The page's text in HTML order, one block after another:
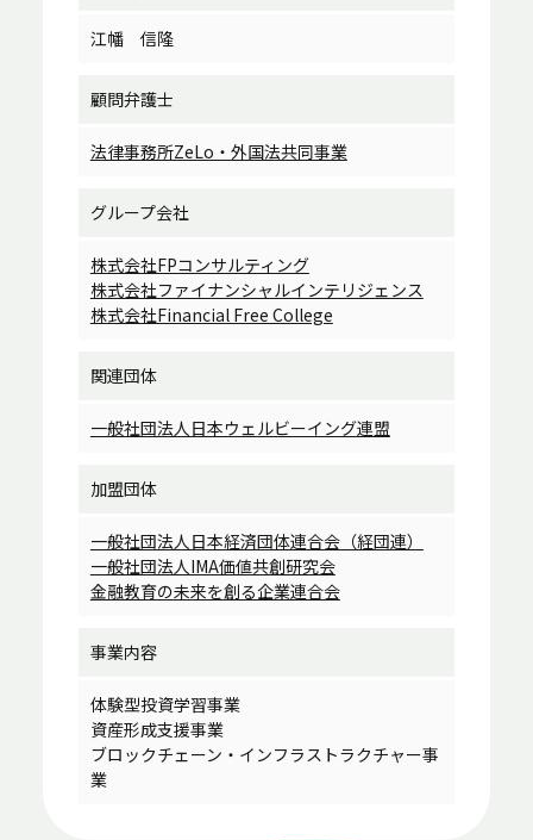
江幡 信隆
顧問弁護士
法律事務所ZeLo・外国法共同事業
グループ会社
株式会社FPコンサルティング
株式会社ファイナンシャルインテリジェンス
株式会社Financial Free College
関連団体
一般社団法人日本ウェルビーイング連盟
加盟団体
一般社団法人日本経済団体連合会（経団連）
一般社団法人IMA価値共創研究会
金融教育の未来を創る企業連合会
事業内容
体験型投資学習事業
資産形成支援事業
ブロックチェーン・インフラストラクチャー事
業